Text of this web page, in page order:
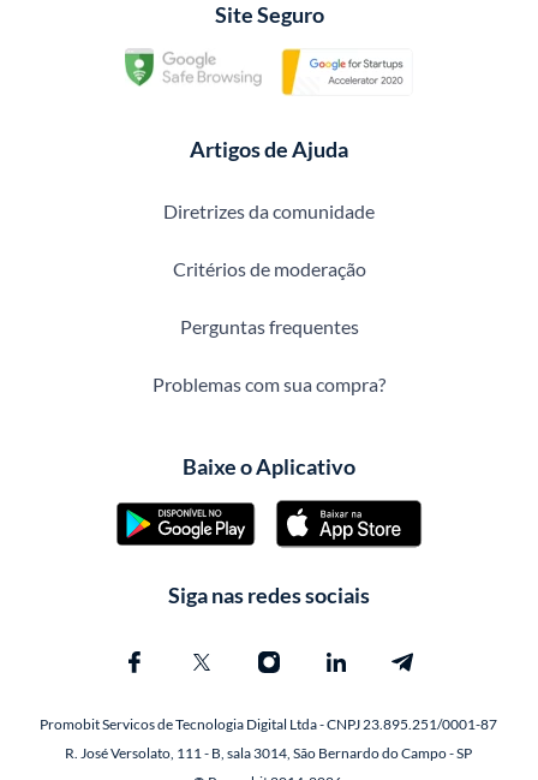
Site Seguro
Artigos de Ajuda
Diretrizes da comunidade
Critérios de moderação
Perguntas frequentes
Problemas com sua compra?
Baixe o Aplicativo
Siga nas redes sociais
Promobit Servicos de Tecnologia Digital Ltda - CNPJ 23.895.251/0001-87
R. José Versolato, 111 - B, sala 3014, São Bernardo do Campo - SP